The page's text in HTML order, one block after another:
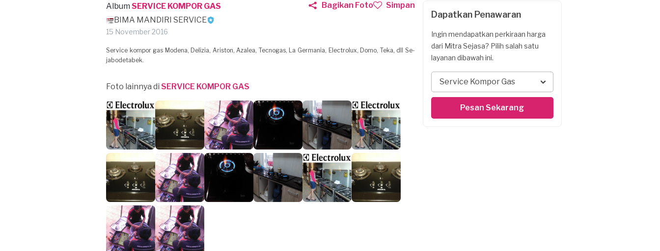
Album SERVICE KOMPOR GAS
BIMA MANDIRI SERVICE
15 November 2016
Bagikan Foto Simpan
Service kompor gas Modena, Delizia, Ariston, Azalea, Tecnogas, La Germania, Electrolux, Domo, Teka, dll Se-
jabodetabek.
Foto lainnya di SERVICE KOMPOR GAS
Dapatkan Penawaran
Ingin mendapatkan perkiraan harga
dari Mitra Sejasa? Pilih salah satu
layanan dibawah ini.
Service Kompor Gas
Pesan Sekarang